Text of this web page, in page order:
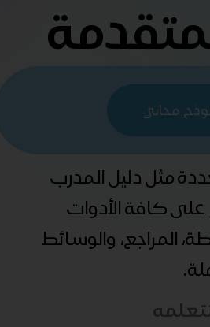
مجاني
مثل دليل المدرب
على كافة الأدوات
المراجع، والوسائط